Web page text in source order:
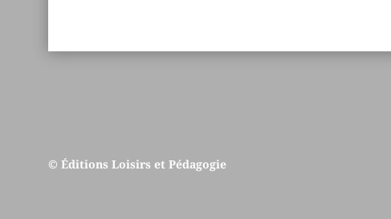
© Éditions Loisirs et Pédagogie